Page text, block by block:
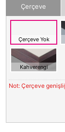
Çerçeve
Çerçeve Yok
Kahverengi
Not: Çerçeve